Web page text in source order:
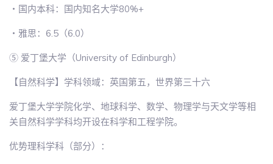
・国内本科：国内知名大学80%+
・雅思：6.5（6.0）
⑤ 爱丁堡大学（University of Edinburgh）
【自然科学】学科领域：英国第五，世界第三十六
爱丁堡大学学院化学、地球科学、数学、物理学与天文学等相
关自然科学学科均开设在科学和工程学院。
优势理科学科（部分）：